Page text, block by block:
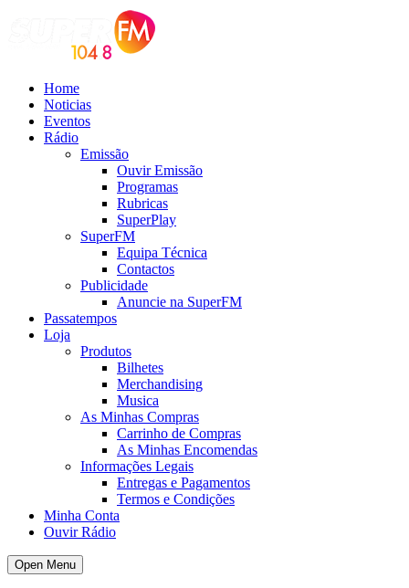
Home
Noticias
Eventos
Rádio
Emissão
Ouvir Emissão
Programas
Rubricas
SuperPlay
SuperFM
Equipa Técnica
Contactos
Publicidade
Anuncie na SuperFM
Passatempos
Loja
Produtos
Bilhetes
Merchandising
Musica
As Minhas Compras
Carrinho de Compras
As Minhas Encomendas
Informações Legais
Entregas e Pagamentos
Termos e Condições
Minha Conta
Ouvir Rádio
Open Menu